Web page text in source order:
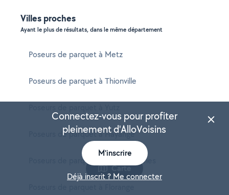
Villes proches
Ayant le plus de résultats, dans le même département
Poseurs de parquet à Metz
Poseurs de parquet à Thionville
Poseurs de parquet à Hayange
Poseurs de parquet à Sarreguemines
Carte
Connectez-vous pour profiter
pleinement d'AlloVoisins
M'inscrire
Déjà inscrit ? Me connecter